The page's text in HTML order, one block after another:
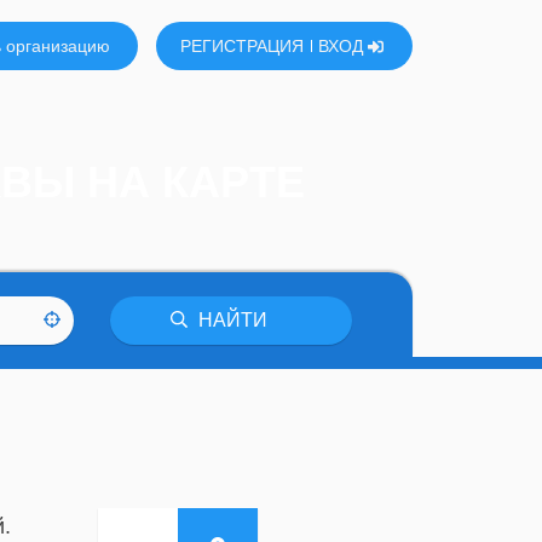
РЕГИСТРАЦИЯ ВХОД
НАЙТИ